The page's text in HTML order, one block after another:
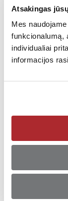
Atsakingas
Mes
funkcionalumą,
individualiai
informacijos
Valstybinis
Rodyti numerį
Arba įsigykite